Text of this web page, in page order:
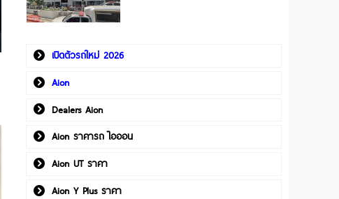
เปิดตัวรถใหม่ 2026
Aion
Dealers Aion
Aion ราคารถ ไอออน
Aion UT ราคา
Aion Y Plus ราคา